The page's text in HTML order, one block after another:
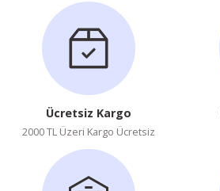
Ücretsiz Kargo
2000 TL Üzeri Kargo Ücretsiz